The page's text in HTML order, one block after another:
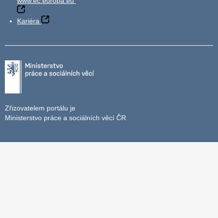
Kariéra
Zřizovatelem portálu je
Ministerstvo práce a sociálních věcí ČR